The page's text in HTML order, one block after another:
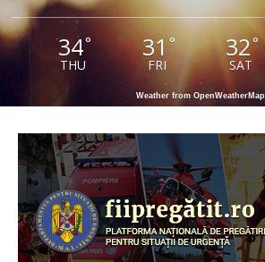
34°
THU
31°
FRI
32°
SAT
Weather from OpenWeatherMap